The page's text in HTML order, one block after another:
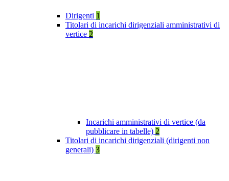
Dirigenti 1
Titolari di incarichi dirigenziali amministrativi di
vertice 2
Incarichi amministrativi di vertice (da
pubblicare in tabelle) 2
Titolari di incarichi dirigenziali (dirigenti non
generali) 3